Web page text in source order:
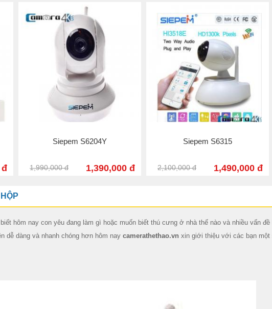
đ
hương hiệu: SIEPEM
Chip xử lý: HiSilicon Hi3518e (của
Camera IP thông minh Wifi Siepem IP
Độ phân giải HD lên tới 720P Camera
Xoay ngang 355 độ, dọc 120 độ
Siepem S6204Y
1,990,000 đ 1,390,000 đ
Siepem S6315
2,100,000 đ 1,490,000 đ
hôm nay con yêu đang làm gì hoặc muốn biết thú cưng ở nhà thế nào và nhiều vấn
dễ dàng và nhanh chóng hơn hôm nay camerathethao.vn xin giới thiệu với các bạn một